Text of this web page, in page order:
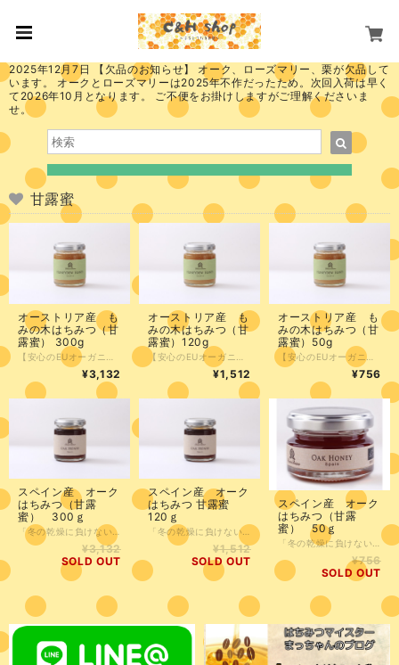
2025年12月7日 【欠品のお知らせ】 オーク、ローズマリー、栗が欠品して
います。 オークとローズマリーは2025年不作だったため。次回入荷は早く
て2026年10月となります。 ご不便をお掛けしますがご理解くださいま
せ。
甘露蜜
オーストリア産 も
みの木はちみつ（甘
露蜜） 300g
¥3,132
オーストリア産 も
みの木はちみつ（甘
露蜜）120g
¥1,512
オーストリア産 も
みの木はちみつ（甘
露蜜）50g
【安心のEUオーガニック規定認定】 「EUオーガニック認定。日本未体験の贅沢、オーストリア産『甘露蜜』」 一般的な花の蜜とは一線を画す、モミの木の樹液を蜜源とした貴重なハチミツが届きました。 厳しいEUオーガニック規定をクリアした確かな品質。 ナッツとのマリアージュはまさに絶品。チーズやバゲットに添えるだけで、いつもの食卓がプロのバルに変わります。健康を気遣う方や、お酒を嗜む方への特別なギフトとしても、その「語れるストーリー」と共に喜ばれる逸品です。 ●1歳未満の乳児には与えないでください。 採蜜時期 6月中旬～7月 採蜜場所 (シュタイヤーマルク オーストリア) 注）実際の50ｇサイズの商品は、写真より平べったい容器形状になります。
¥756
スペイン産 オーク
はちみつ（甘露
蜜） 300ｇ
「冬の乾燥に負けない。森の力『オーク甘露蜜』で美味しく整える」 季節の変わり目や、空気が乾燥する冬。 大切な体のために、ヨーロッパで信頼される「甘露蜜」を習慣にしませんか？ EUオーガニック認定を受けた安心の品質。ミネラルを豊富に含み、深く濃厚な味わいは、コーヒーとの相性も抜群です。 乳脂肪が高めのバニラアイスに「きなこ」と一緒にたっぷりかければ、エスプレッソのような深みのある贅沢スイーツに早変わり。 毎日のひとさじが、あなたと家族の「元気」を守るお守りに。美味しく、賢く、体調管理を続けたい方へ。 ●1歳未満の乳児には与えないでください。 採蜜時期 9月 採蜜場所 (アンダルシア スペイン)
¥3,132
SOLD OUT
スペイン産 オーク
はちみつ 甘露蜜
120ｇ
「冬の乾燥に負けない。森の力『オーク甘露蜜』で美味しく整える」 季節の変わり目や、空気が乾燥する冬。 大切な体のために、ヨーロッパで信頼される「甘露蜜」を習慣にしませんか？ EUオーガニック認定を受けた安心の品質。ミネラルを豊富に含み、深く濃厚な味わいは、コーヒーとの相性も抜群です。 乳脂肪が高めのバニラアイスに「きなこ」と一緒にたっぷりかければ、エスプレッソのような深みのある贅沢スイーツに早変わり。 毎日のひとさじが、あなたと家族の「元気」を守るお守りに。美味しく、賢く、体調管理を続けたい方へ。 ●1歳未満の乳児には与えないでください。 採蜜時期 9月 採蜜場所 (アンダルシア スペイン)
¥1,512
SOLD OUT
スペイン産 オーク
はちみつ（甘露
蜜） 50ｇ
¥756
SOLD OUT